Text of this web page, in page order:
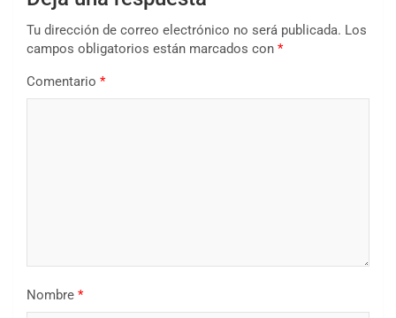
Tu dirección de correo electrónico no será publicada. Los
campos obligatorios están marcados con *
Comentario *
Nombre *